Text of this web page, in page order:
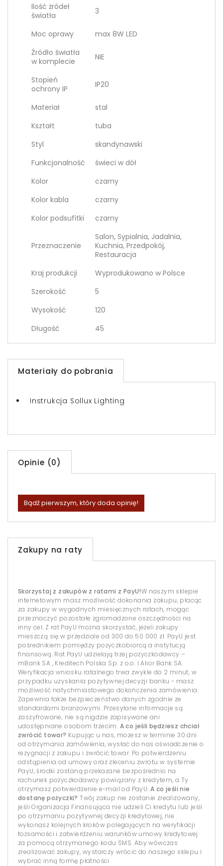
Ilość żródeł
światła
3
Moc oprawy
max 8W LED
Źródło światła
w komplecie
NIE
Stopień
ochrony IP
IP20
Materiał
stal
Kształt
tuba
Styl
skandynawski
Funkcjonalność
świeci w dół
Kolor
czarny
Kolor kabla
czarny
Kolor podsufitki
czarny
Przeznaczenie
Salon, Sypialnia, Jadalnia,
Kuchnia, Przedpokój,
Restauracja
Kraj produkcji
Wyprodukowano w Polsce
Szerokość
5
Wysokość
120
Długość
45
Materiały do pobrania
Instrukcja Sollux Lighting
Opinie (0)
Bądź pierwszym, który doda opinię!
Zakupy na raty
Skorzystaj z zakupów z ratami z PayU!W naszym sklepie
internetowym masz możliwość dokonania zakupu, płacąc
za zakupy w wygodnych miesięcznych ratach, mogąc
przeznaczyć pozostałe zgromadzone oszczędności na
inny cel. Z rat PayU można skorzystać, jeżeli zakupy
mieszczą się w przedziale od 300 do 50 000 zł. PayU jest
pośrednikiem pomiędzy pożyczkobiorcą a instytucją
finansową. Rat PayU udzielają trzej pożyczkodawcy –
mBank SA , Kreditech Polska Sp. z o.o. i Alior Bank SA.
Weryfikacja wniosku ratalnego trwa zwykle do 2 minut, w
przypadku uzyskania pozytywnej decyzji banku - masz
możliwość natychmiastowego dokończenia zamówienia.
Zapewnia także bezpieczeństwo danych zgodnie ze
standardami branżowymi. Przesyłane informacje są
zaszyfrowane, nie są nigdzie zapisywane ani
udostępniane osobom trzecim. A co jeśli będziesz chciał
zwrócić towar? Kupując u nas, możesz w terminie 30 dni
od otrzymania zamówienia, wysłać do nas oświadczenie o
rezygnacji z zakupu i zwrócić towar. Po potwierdzeniu
odstąpienia od umowy oraz zleceniu zwrotu w systemie
PayU, środki zostaną przekazane bezpośrednio na
rachunek pożyczkodawcy powiązany z kredytem, a Ty
otrzymasz potwierdzenie e-mail od PayU. A co jeśli nie
dostanę pożyczki? Twój zakup nie zostanie zrealizowany,
jeśli Organizacja Finansująca nie udzieli Ci kredytu lub jeśli
po otrzymaniu pozytywnej decyzji kredytowej, nie
wykonasz kolejnych kroków polegających na weryfikacji
tożsamości i zatwierdzeniu warunków umowy kredytowej
za pomocą otrzymanego kodu SMS. Aby wówczas
zrealizować zakupy, wystarczy wrócić do naszego sklepu i
wybrać inną formę płatności.